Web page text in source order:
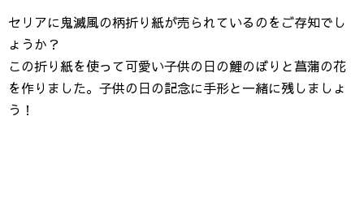
セリアに鬼滅風の柄折り紙が売られているのをご存知でし
ょうか？
この折り紙を使って可愛い子供の日の鯉のぼりと菖蒲の花
を作りました。子供の日の記念に手形と一緒に残しましょ
う！